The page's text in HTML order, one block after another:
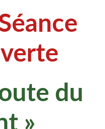
du
»